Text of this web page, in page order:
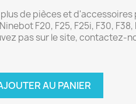
de pièces et
F20, F25, F25i, F30,
pas sur le site, contactez-
AU PANIER